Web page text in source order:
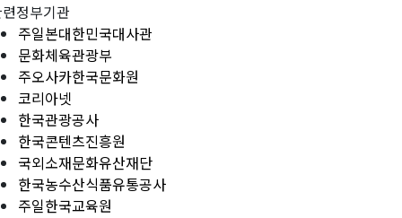
정부기관
주일본대한민국대사관
문화체육관광부
주오사카한국문화원
코리아넷
한국관광공사
한국콘텐츠진흥원
국외소재문화유산재단
한국농수산식품유통공사
주일한국교육원